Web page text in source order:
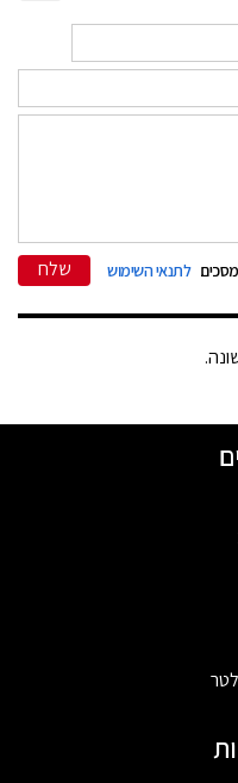
לתנאי השימוש שלח